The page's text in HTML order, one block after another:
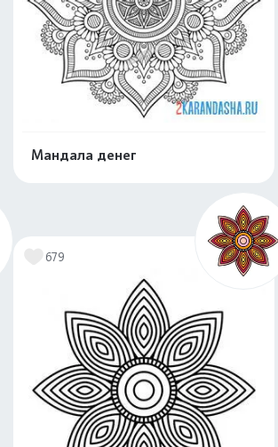
Мандала денег
679